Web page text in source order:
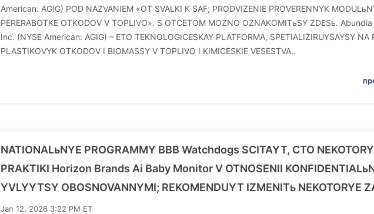
American: AGIG) POD NAZVANIEM «OT SVALKI K SAF; PRODVIZENIE PROVERENNYK
PERERABOTKE OTKODOV V TOPLIVO». S OTCETOM MOZNO OZNAKOMITьSY ZDESь.
Inc. (NYSE American: AGIG) – ETO TEKNOLOGICESKAY PLATFORMA, SPETIALIZIRUYSAYSY NA
PLASTIKOVYK OTKODOV I BIOMASSY V TOPLIVO I KIMICESKIE VESESTVA..
NATIONALьNYE PROGRAMMY BBB Watchdogs SCITAYT, CTO
PRAKTIKI Horizon Brands Ai Baby Monitor V OTNOSENII
YVLYYTSY OBOSNOVANNYMI; REKOMENDUYT IZMENITь NEKOTORYE
Jan 12, 2026 3:22 PM ET